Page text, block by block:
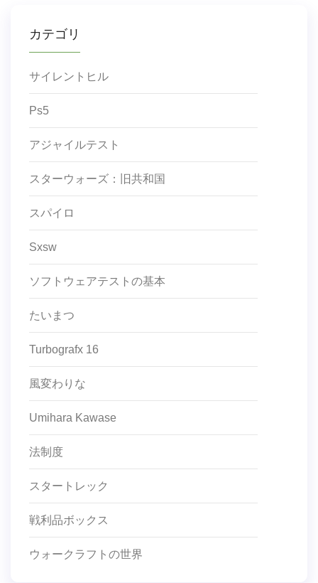
カテゴリ
サイレントヒル
Ps5
アジャイルテスト
スターウォーズ：旧共和国
スパイロ
Sxsw
ソフトウェアテストの基本
たいまつ
Turbografx 16
風変わりな
Umihara Kawase
法制度
スタートレック
戦利品ボックス
ウォークラフトの世界